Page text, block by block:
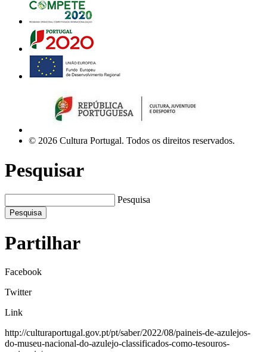
© 2026 Cultura Portugal. Todos os direitos reservados.
Pesquisar
Pesquisa
Pesquisa
Partilhar
Facebook
Twitter
Link
http://culturaportugal.gov.pt/pt/saber/2022/08/paineis-de-azulejos-
do-museu-nacional-do-azulejo-classificados-como-tesouros-